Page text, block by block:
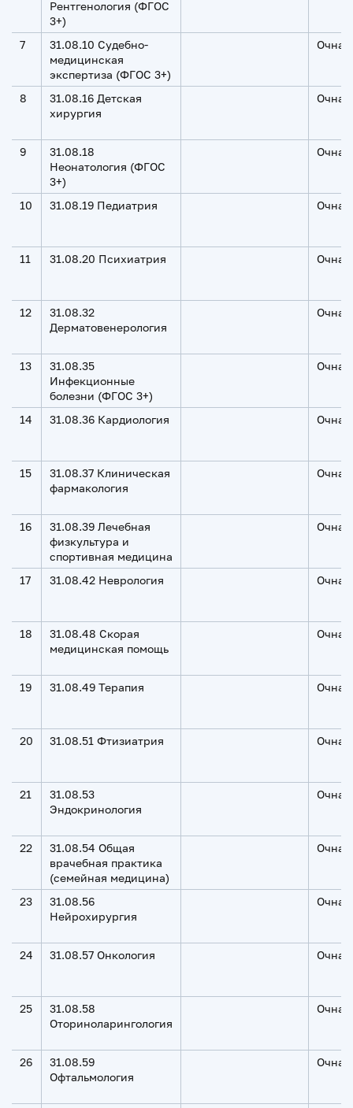
Рентгенология (ФГОС
3+)
7
31.08.10 Судебно-
медицинская
экспертиза (ФГОС 3+)
Очная
8
31.08.16 Детская
хирургия
Очная
9
31.08.18
Неонатология (ФГОС
3+)
Очная
10 31.08.19 Педиатрия Очная
11 31.08.20 Психиатрия Очная
12
31.08.32
Дерматовенерология
Очная
13
31.08.35
Инфекционные
болезни (ФГОС 3+)
Очная
14 31.08.36 Кардиология Очная
15
31.08.37 Клиническая
фармакология
Очная
16
31.08.39 Лечебная
физкультура и
спортивная медицина
Очная
17 31.08.42 Неврология Очная
18
31.08.48 Скорая
медицинская помощь
Очная
19 31.08.49 Терапия Очная
20 31.08.51 Фтизиатрия Очная
21
31.08.53
Эндокринология
Очная
22
31.08.54 Общая
врачебная практика
(семейная медицина)
Очная
23
31.08.56
Нейрохирургия
Очная
24 31.08.57 Онкология Очная
25
31.08.58
Оториноларингология
Очная
26
31.08.59
Офтальмология
Очная